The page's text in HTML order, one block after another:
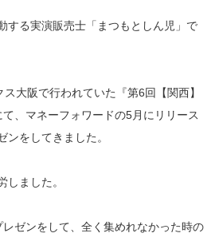
する実演販売士「まつもとしん児」で
大阪で行われていた『第6回【関西】
、マネーフォワードの5月にリリース
ンをしてきました。
しました。
ゼンをして、全く集めれなかった時の